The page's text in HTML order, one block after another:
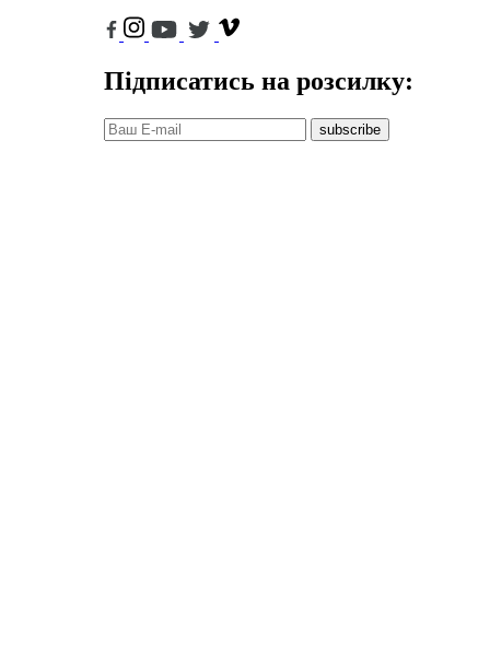
Підписатись на розсилку:
subscribe